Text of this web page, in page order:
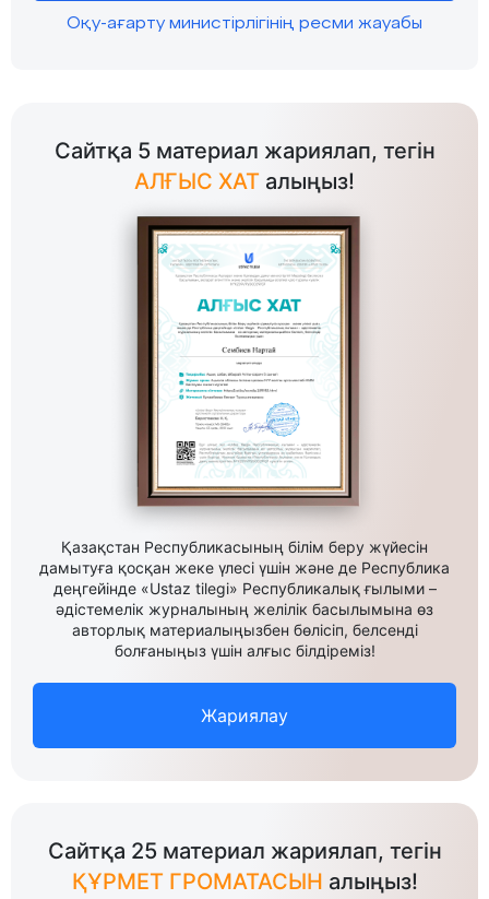
Оқу-ағарту министірлігінің ресми жауабы
Сайтқа 5 материал жариялап, тегін
АЛҒЫС ХАТ алыңыз!
Қазақстан Республикасының білім беру жүйесін
дамытуға қосқан жеке үлесі үшін және де Республика
деңгейінде «Ustaz tilegi» Республикалық ғылыми –
әдістемелік журналының желілік басылымына өз
авторлық материалыңызбен бөлісіп, белсенді
болғаныңыз үшін алғыс білдіреміз!
Жариялау
Сайтқа 25 материал жариялап, тегін
ҚҰРМЕТ ГРОМАТАСЫН алыңыз!